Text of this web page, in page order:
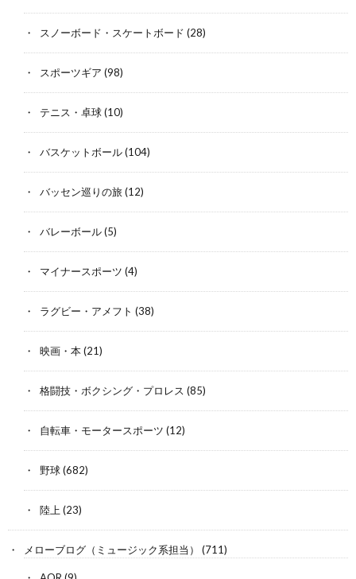
スノーボード・スケートボード (28)
スポーツギア (98)
テニス・卓球(10)
バスケットボール(104)
バッセン巡りの旅(12)
バレーボール(5)
マイナースポーツ (4)
ラグビー・アメフト (38)
映画・本(21)
格闘技・ボクシング・プロレス (85)
自転車・モータースポーツ (12)
野球(682)
陸上 (23)
メローブログ（ミュージック系担当） (711)